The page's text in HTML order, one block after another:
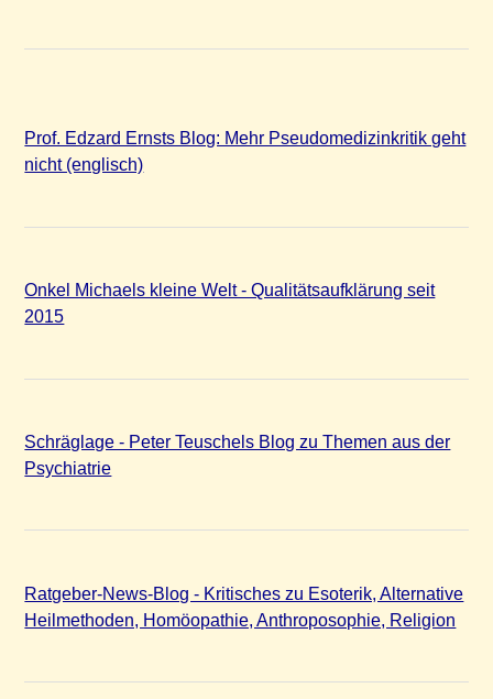
Prof. Edzard Ernsts Blog: Mehr Pseudomedizinkritik geht
nicht (englisch)
Onkel Michaels kleine Welt - Qualitätsaufklärung seit
2015
Schräglage - Peter Teuschels Blog zu Themen aus der
Psychiatrie
Ratgeber-News-Blog - Kritisches zu Esoterik, Alternative
Heilmethoden, Homöopathie, Anthroposophie, Religion